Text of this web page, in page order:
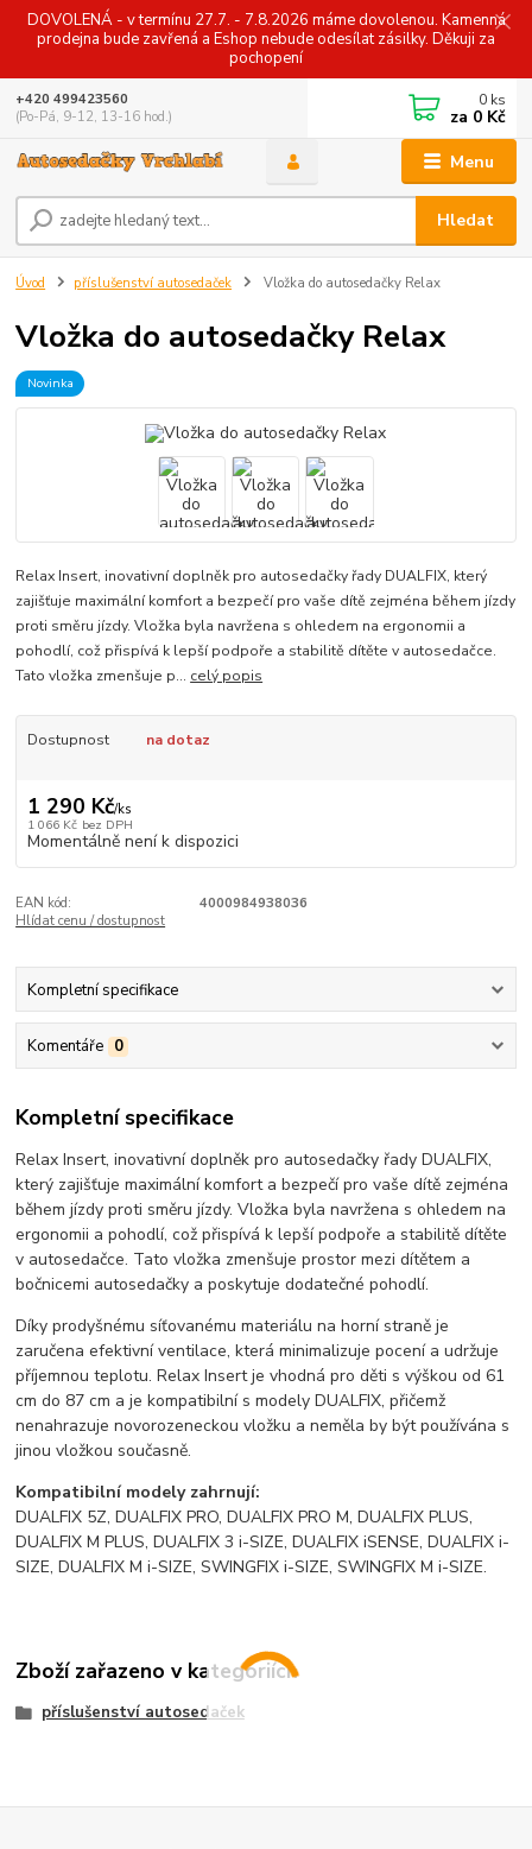
DOVOLENÁ - v termínu 27.7. - 7.8.2026 máme dovolenou. Kamenná
prodejna bude zavřená a Eshop nebude odesílat zásilky. Děkuji za
pochopení
Menu
Hledat
+420 499423560
(Po-Pá, 9-12, 13-16 hod.)
0 ks
za 0 Kč
Úvod příslušenství autosedaček Vložka do autosedačky Relax
Vložka do autosedačky Relax
Novinka
Relax Insert, inovativní doplněk pro autosedačky řady DUALFIX, který
zajišťuje maximální komfort a bezpečí pro vaše dítě zejména během jízdy
proti směru jízdy. Vložka byla navržena s ohledem na ergonomii a
pohodlí, což přispívá k lepší podpoře a stabilitě dítěte v autosedačce.
Tato vložka zmenšuje p... celý popis
Dostupnost na dotaz
1 290 Kč/ks
1 066 Kč bez DPH
Momentálně není k dispozici
EAN kód:
4000984938036
Hlídat cenu / dostupnost
Kompletní specifikace
Komentáře 0
Kompletní specifikace
Relax Insert, inovativní doplněk pro autosedačky řady DUALFIX,
který zajišťuje maximální komfort a bezpečí pro vaše dítě zejména
během jízdy proti směru jízdy. Vložka byla navržena s ohledem na
ergonomii a pohodlí, což přispívá k lepší podpoře a stabilitě dítěte
v autosedačce. Tato vložka zmenšuje prostor mezi dítětem a
bočnicemi autosedačky a poskytuje dodatečné pohodlí.
Díky prodyšnému síťovanému materiálu na horní straně je
zaručena efektivní ventilace, která minimalizuje pocení a udržuje
příjemnou teplotu. Relax Insert je vhodná pro děti s výškou od 61
cm do 87 cm a je kompatibilní s modely DUALFIX, přičemž
nenahrazuje novorozeneckou vložku a neměla by být používána s
jinou vložkou současně.
Kompatibilní modely zahrnují:
DUALFIX 5Z, DUALFIX PRO, DUALFIX PRO M, DUALFIX PLUS,
DUALFIX M PLUS, DUALFIX 3 i-SIZE, DUALFIX iSENSE, DUALFIX i-
SIZE, DUALFIX M i-SIZE, SWINGFIX i-SIZE, SWINGFIX M i-SIZE.
Zboží zařazeno v kategoriích
příslušenství autosedaček